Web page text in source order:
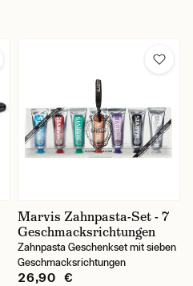
Marvis Zahnpasta-Set - 7
Geschmacksrichtungen
Zahnpasta Geschenkset mit sieben
Geschmacksrichtungen
26,90 €